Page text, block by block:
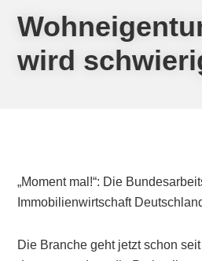
wird
„Moment mal!“: Die
Immobilienwirtschaft
Die Branche geht jetzt schon